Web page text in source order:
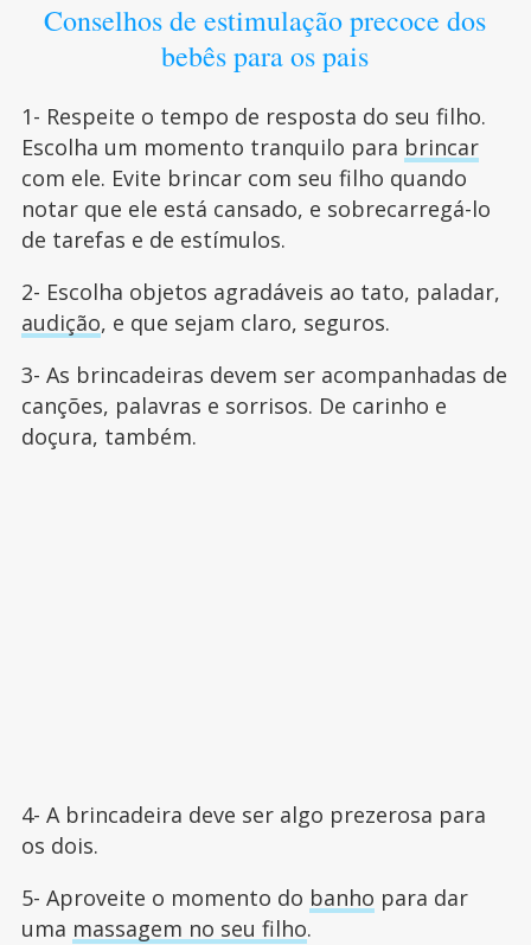
Conselhos de estimulação precoce dos
bebês para os pais
1- Respeite o tempo de resposta do seu filho.
Escolha um momento tranquilo para brincar
com ele. Evite brincar com seu filho quando
notar que ele está cansado, e sobrecarregá-lo
de tarefas e de estímulos.
2- Escolha objetos agradáveis ao tato, paladar,
audição, e que sejam claro, seguros.
3- As brincadeiras devem ser acompanhadas de
canções, palavras e sorrisos. De carinho e
doçura, também.
4- A brincadeira deve ser algo prezerosa para
os dois.
5- Aproveite o momento do banho para dar
uma massagem no seu filho.